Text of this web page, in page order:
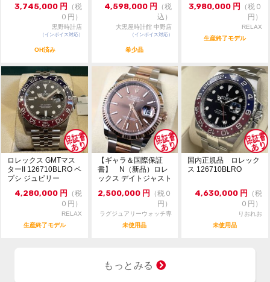
いてもお答えしておりません。直接店頭へお問い合わせ
お問い合わせ先
大黒屋 時計館中野店
3,745,000 円
（税
０円）
黒野時計店
（インボイス対応）
OH済み
4,598,000 円
（税
込）
大黒屋時計館 中野店
（インボイス対応）
希少品
3,980,000 円
（税０
円）
RELAX
生産終了モデル
ロレックス GMTマス
ターII 126710BLRO ペ
プシ ジュビリー
4,280,000 円 （税
０円）
RELAX
生産終了モデル
【ギャラ＆国際保証
書】 N（新品）ロレ
ックス デイトジャスト
2,500,000 円 （税０
円）
ラグジュアリーウォッチ専
門店：R/M
未使用品
国内正規品 ロレック
ス 126710BLRO
4,630,000 円 （税
０円）
りおれお
未使用品
もっとみる